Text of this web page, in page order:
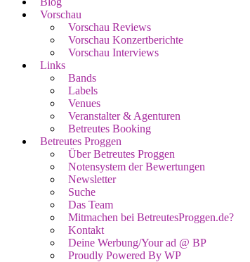
Vorschau
Vorschau Reviews
Vorschau Konzertberichte
Vorschau Interviews
Links
Bands
Labels
Venues
Veranstalter & Agenturen
Betreutes Booking
Betreutes Proggen
Über Betreutes Proggen
Notensystem der Bewertungen
Newsletter
Suche
Das Team
Mitmachen bei BetreutesProggen.de?
Kontakt
Deine Werbung/Your ad @ BP
Proudly Powered By WP